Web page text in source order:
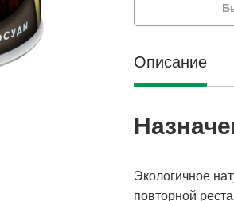
Описание
Экологичное
повторной